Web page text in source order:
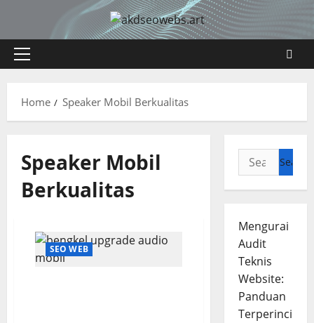
content
Primary
Home
Speaker Mobil Berkualitas
Speaker Mobil
Berkualitas
SEO WEB
Search
for:
Mengurai
Audit
Teknis
Website:
Panduan
Terperinci